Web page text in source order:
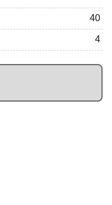
40
4